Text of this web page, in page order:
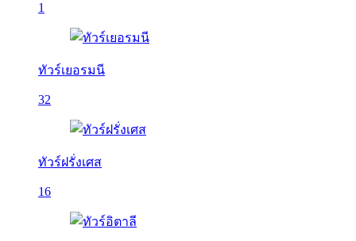
1
ทัวร์เยอรมนี
32
ทัวร์ฝรั่งเศส
16